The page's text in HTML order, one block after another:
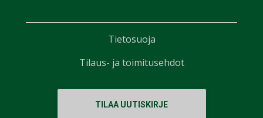
TILAA UUTISKIRJE
Tietosuoja
Tilaus- ja toimitusehdot